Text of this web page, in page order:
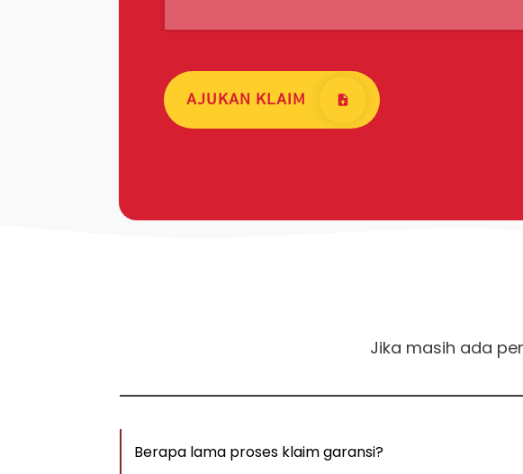
AJUKAN KLAIM
Jika masih ada
Berapa lama proses klaim garansi?